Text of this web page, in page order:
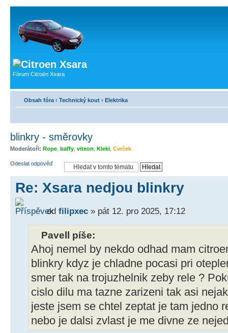
Fórum Citroën Xsara
Obsah fóra ‹ Technický kout ‹ Elektrika
blinkry - směrovky
Moderátoři: Rope baffy viteon Kleki Cvrček
Odeslat odpověď
Re: Xsara nedjou blinkry
od filipxec » pát 12. pro 2025, 17:12
Pavell píše:
Ahoj nemel by nekdo odhad mam
blinkry kdyz je chladne pocasi pri
smer tak na trojuzhelnik zeby rele ?
cislo dilu ma tazne zarizeni tak asi
jeste jsem se chtel zeptat je tam jedno
nebo je dalsi zvlast je me divne ze